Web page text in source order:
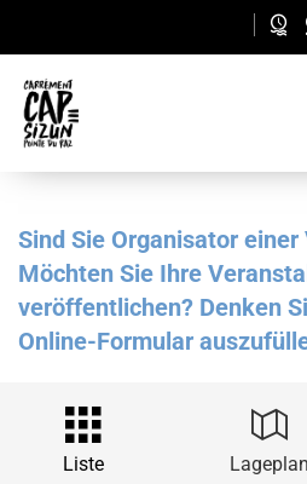
Sind Sie Organisator
Möchten Sie Ihre
veröffentlichen? Denken
Online-Formular
Liste Lageplan